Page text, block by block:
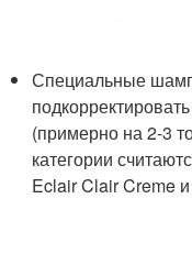
Специальные
(примерно на 2-3
категории
Eclair Clair Creme